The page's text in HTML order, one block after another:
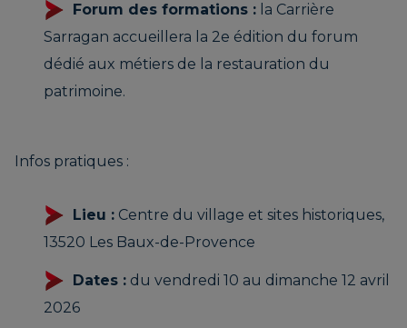
Forum des formations : la Carrière
Sarragan accueillera la 2e édition du forum
dédié aux métiers de la restauration du
patrimoine.
Infos pratiques :
Lieu : Centre du village et sites historiques,
13520 Les Baux-de-Provence
Dates : du vendredi 10 au dimanche 12 avril
2026